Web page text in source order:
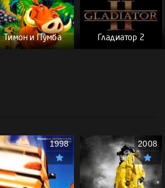
Тимон и Пумба Гладиатор 2
1998 2008